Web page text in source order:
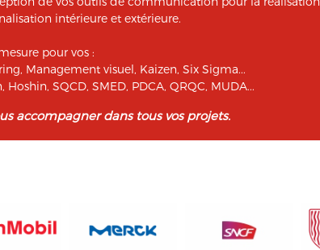
intérieure et extérieure.
pour vos :
Management visuel, Kaizen, Six Sigma...
SQCD, SMED, PDCA, QRQC, MUDA...
accompagner dans tous vos projets.